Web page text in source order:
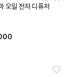
오일 전자 디퓨저